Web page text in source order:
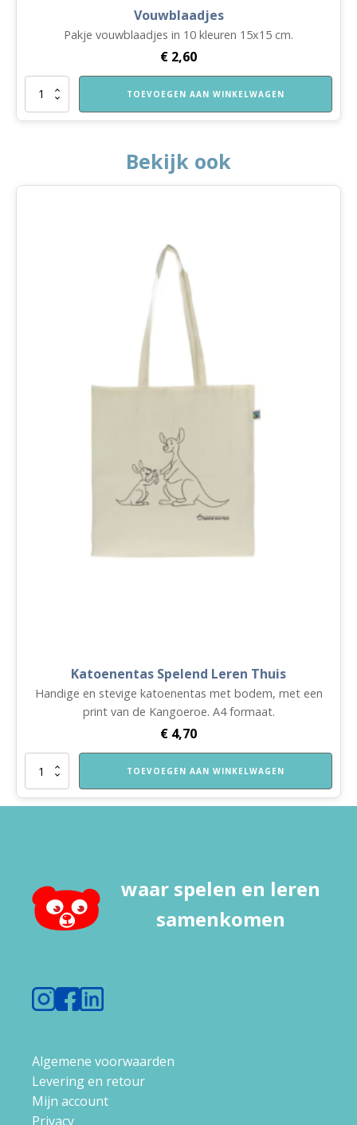
Bekijk ook
Katoenentas Spelend Leren Thuis
Handige en stevige katoenentas met bodem, met een
print van de Kangoeroe. A4 formaat.
€ 4,70
Katoenentas
Leren
TOEVOEGEN AAN WINKELWAGEN
Vouwblaadjes
Pakje vouwblaadjes in 10 kleuren 15x15 cm.
€ 2,60
Vouwblaadjes
TOEVOEGEN AAN WINKELWAGEN
waar spelen en leren
samenkomen
Algemene voorwaarden
Levering en retour
Mijn account
Privacy